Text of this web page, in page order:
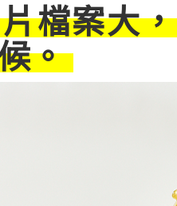
檔案大
。